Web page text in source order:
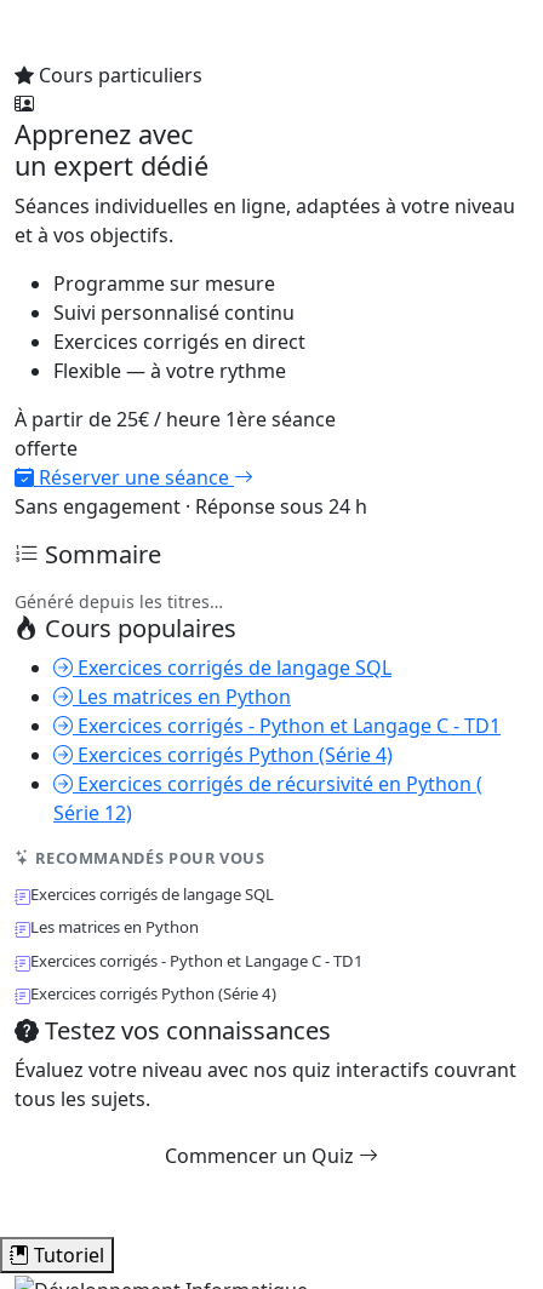
Cours particuliers
Apprenez avec
un expert dédié
Séances individuelles en ligne, adaptées à votre niveau
et à vos objectifs.
Programme sur mesure
Suivi personnalisé continu
Exercices corrigés en direct
Flexible — à votre rythme
À partir de25€/ heure 1ère séance
offerte
Réserver une séance
Sans engagement · Réponse sous 24 h
Sommaire
Généré depuis les titres…
Cours populaires
Exercices corrigés de langage SQL
Les matrices en Python
Exercices corrigés - Python et Langage C - TD1
Exercices corrigés Python (Série 4)
Exercices corrigés de récursivité en Python (
Série 12)
RECOMMANDÉS POUR VOUS
Exercices corrigés de langage SQL
Les matrices en Python
Exercices corrigés - Python et Langage C - TD1
Exercices corrigés Python (Série 4)
Testez vos connaissances
Évaluez votre niveau avec nos quiz interactifs couvrant
tous les sujets.
Commencer un Quiz
Tutoriel